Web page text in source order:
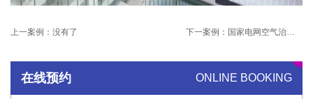
上一案例： 没有了 下一案例： 国家电网空气治理项目
ONLINE BOOKING
在线预约